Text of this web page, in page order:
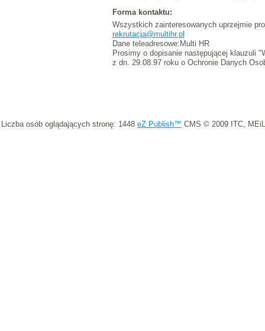
Forma kontaktu:
Wszystkich zainteresowanych uprzejmie
rekrutacja@multihr.pl
Dane teleadresowe:Multi HR
Prosimy o dopisanie następującej klauzuli
z dn. 29.08.97 roku o Ochronie Danych
Liczba osób oglądających stronę: 1448 eZ Publish™ CMS © 2009 ITC,